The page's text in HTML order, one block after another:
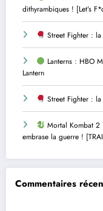
dithyrambiques ! [Let’s
Street Fighter :
Lanterns : HBO
Lantern
Street Fighter :
Mortal Kombat 2
embrase la guerre !
Commentaires